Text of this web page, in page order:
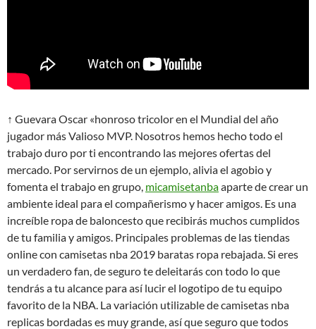
↑ Guevara Oscar «honroso tricolor en el Mundial del año
jugador más Valioso MVP. Nosotros hemos hecho todo el
trabajo duro por ti encontrando las mejores ofertas del
mercado. Por servirnos de un ejemplo, alivia el agobio y
fomenta el trabajo en grupo, micamisetanbaaparte de crear un
ambiente ideal para el compañerismo y hacer amigos. Es una
increíble ropa de baloncesto que recibirás muchos cumplidos
de tu familia y amigos. Principales problemas de las tiendas
online con camisetas nba 2019 baratas ropa rebajada. Si eres
un verdadero fan, de seguro te deleitarás con todo lo que
tendrás a tu alcance para así lucir el logotipo de tu equipo
favorito de la NBA. La variación utilizable de camisetas nba
replicas bordadas es muy grande, así que seguro que todos